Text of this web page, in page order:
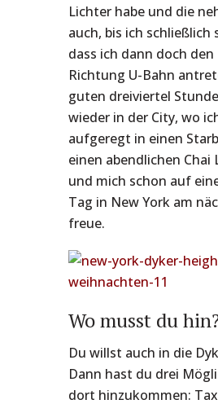
Lichter habe und die
auch, bis ich schließlich
dass ich dann doch den
Richtung U-Bahn
guten dreiviertel
wieder in der City, wo
aufgeregt in einen
einen abendlichen
und mich schon auf
Tag in New York am
freue.
Wo musst du
Du willst auch in die
Dann hast du drei
dort hinzukommen: